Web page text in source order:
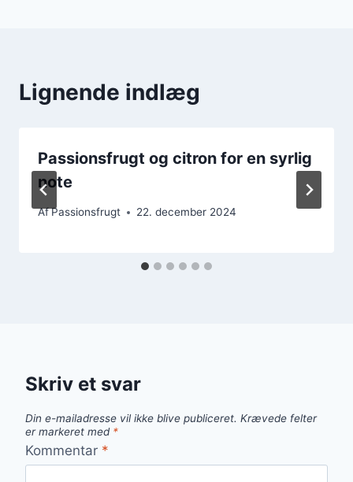
Lignende indlæg
Passionsfrugt og citron for en syrlig
note
AfPassionsfrugt 22. december 2024
Skriv et svar
Din e-mailadresse vil ikke blive publiceret. Krævede felter
er markeret med *
Kommentar *